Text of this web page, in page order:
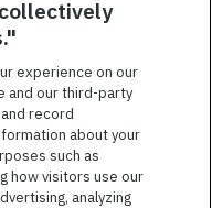
donnons les moyens
leur couleur, leur religion,
statut d’ancien
les problèmes les plus
experience on our
and our third-party
record
about your
such as
how visitors use our
analyzing